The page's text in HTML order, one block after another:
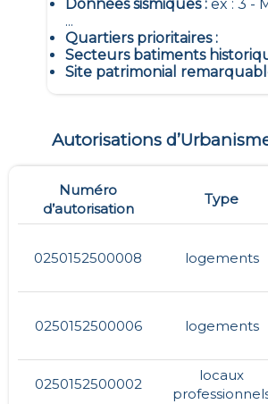
Données sismiques: ex : 3 -
...
Quartiers prioritaires:
Secteurs batiments
Site patrimonial
Autorisations
Numéro
d’autorisation
Type
0250152500008 logements
0250152500006 logements
0250152500002
locaux